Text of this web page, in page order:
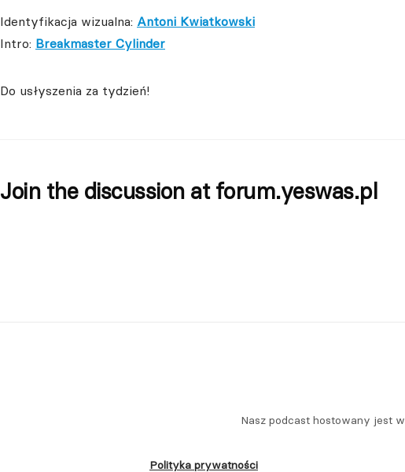
Identyfikacja wizualna: Antoni Kwiatkowski
Intro: Breakmaster Cylinder
Do usłyszenia za tydzień!
Join the discussion at forum.yeswas.pl
Nasz podcast hostowany jest w
Polityka prywatności